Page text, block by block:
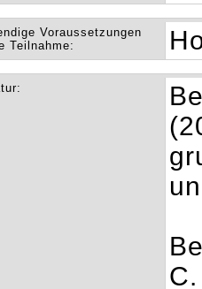
Voraussetzungen
Teilnahme: